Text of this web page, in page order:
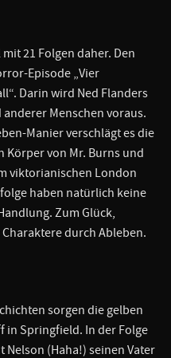
21 Folgen daher. Den
Episode „Vier
Darin wird Ned Flanders
Menschen voraus.
Manier verschlägt es die
Körper von Mr. Burns und
viktorianischen London
haben natürlich keine
Zum Glück,
durch Ableben.
sorgen die gelben
in Springfield. In der Folge
Nelson (Haha!) seinen Vater